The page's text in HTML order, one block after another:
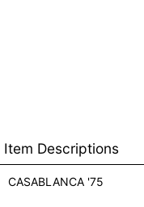
Item Descriptions
CASABLANCA '75